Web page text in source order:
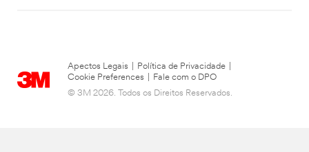
Apectos Legais Política de Privacidade
Cookie Preferences
Fale com o DPO
© 3M 2026. Todos os Direitos Reservados.